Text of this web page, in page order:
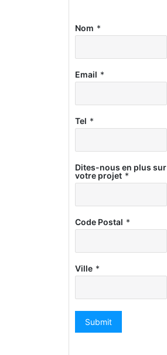
Nom *
Email *
Tel *
Dites-nous en plus sur
votre projet *
Code Postal *
Ville *
Submit